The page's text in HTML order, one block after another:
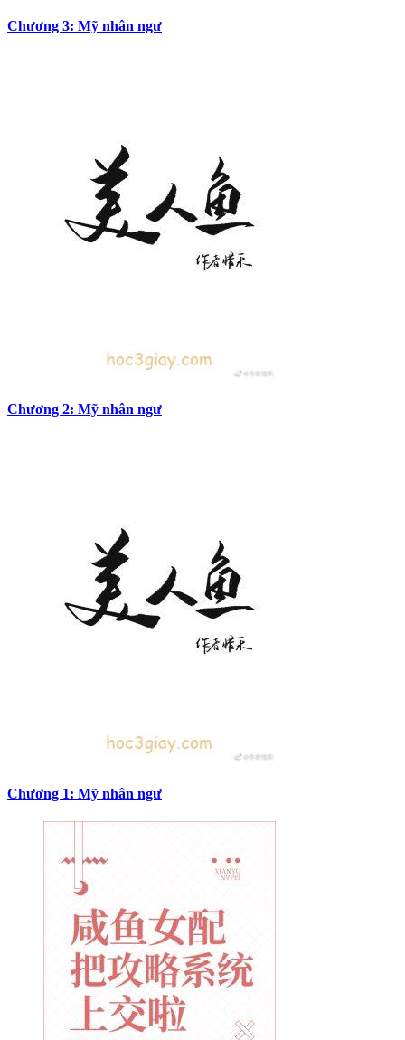
Chương 3: Mỹ nhân ngư
Chương 2: Mỹ nhân ngư
Chương 1: Mỹ nhân ngư